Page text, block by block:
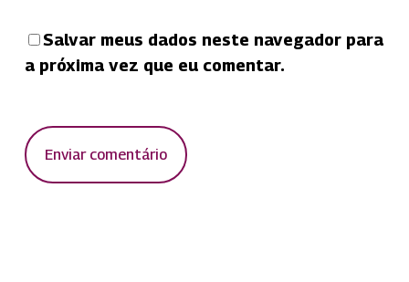
Salvar meus dados neste navegador para
a próxima vez que eu comentar.